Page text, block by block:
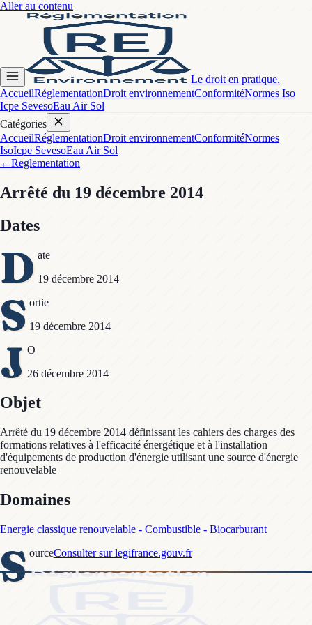
Aller au contenu
Le droit en pratique.
AccueilRéglementationDroit environnementConformitéNormes Iso
Icpe SevesoEau Air Sol
Catégories
AccueilRéglementationDroit environnementConformitéNormes
IsoIcpe SevesoEau Air Sol
←Reglementation
Arrêté du 19 décembre 2014
Dates
D ate
19 décembre 2014
S ortie
19 décembre 2014
J O
26 décembre 2014
Objet
Arrêté du 19 décembre 2014 définissant les cahiers des charges des
formations relatives à l'efficacité énergétique et à l'installation
d'équipements de production d'énergie utilisant une source d'énergie
renouvelable
Domaines
Energie classique renouvelable - Combustible - Biocarburant
S ourceConsulter sur legifrance.gouv.fr